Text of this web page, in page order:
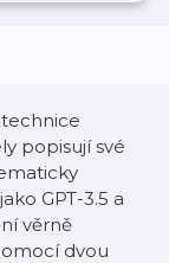
popisují své
GPT-3.5 a
věrně
dvou